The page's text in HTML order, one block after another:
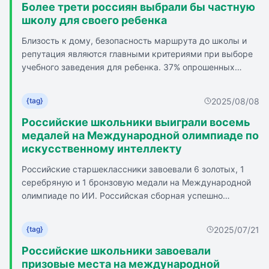
призёров всероссийской олимпиады школьников перед
основной сборной по астрономии. Результат отражает
повторяет успех прошлого года.
Более трети россиян выбрали бы частную
школу для своего ребенка
Близость к дому, безопасность маршрута до школы и
репутация являются главными критериями при выборе
учебного заведения для ребенка. 37% опрошенных
частную школу. 48% родителей испытывают волнение
перед началом учебного года у первоклассников. 25%
опрошенных считают самым стрессовым учебный год в
11-м классе из-за ЕГЭ и организации выпускного. 21%
испытывают максимальный стресс при выборе
большой стресс переживают родители детей,
переходящих из начальной школы в пятый класс. 82%
родителей используют учебники, пособия, литературу,
школе. 83% опрошенных руководствуются близостью к
дому при выборе школы для детей. 36% учитывают
удобство и безопасность дороги до школы, 33% -
репутацию школы, 23% - мнение друзей и знакомых.
{tag} 2025/08/08
Российские школьники выиграли восемь
медалей на Международной олимпиаде по
искусственному интеллекту
Российские старшеклассники завоевали 6 золотых, 1
серебряную и 1 бронзовую медали на Международной
олимпиаде по ИИ. Российская сборная успешно
среди старшеклассников в Пекине. Всего в олимпиаде
приняли участие 77 команд из 61 страны. Российская
сборная состояла из победителей Всероссийской
олимпиады по ИИ и других престижных олимпиад и
{tag} 2025/07/21
Российские школьники завоевали
призовые места на международной